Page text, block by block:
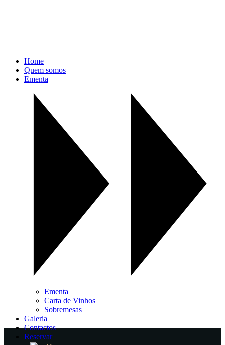
Home
Quem somos
Ementa
Ementa
Carta de Vinhos
Sobremesas
Galeria
Contactos
Reservar